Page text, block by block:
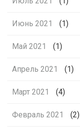
Июнь 2021 (1)
Май 2021 (1)
Апрель 2021 (1)
Март 2021 (4)
Февраль 2021 (2)